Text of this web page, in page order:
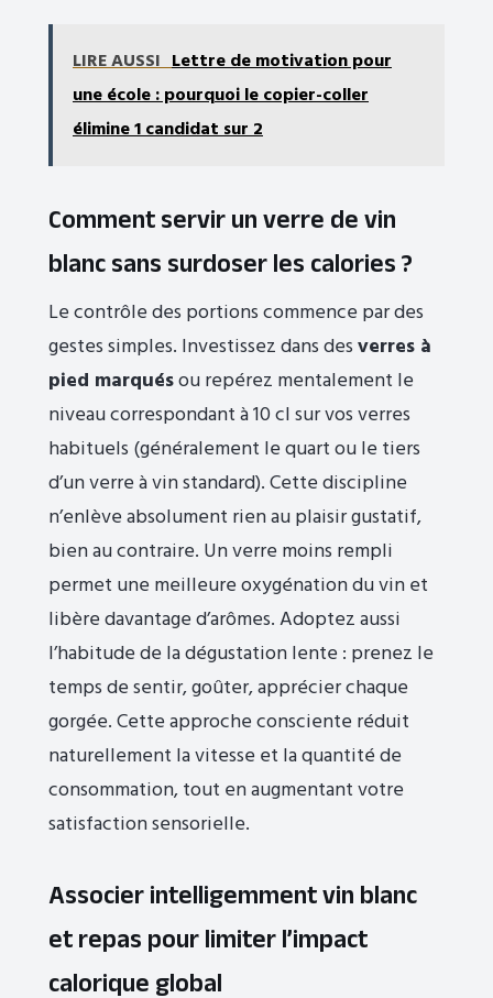
LIRE AUSSI Lettre de motivation pour
une école : pourquoi le copier-coller
élimine 1 candidat sur 2
Comment servir un verre de vin
blanc sans surdoser les calories ?
Le contrôle des portions commence par des
gestes simples. Investissez dans desverres à
pied marquésou repérez mentalement le
niveau correspondant à 10 cl sur vos verres
habituels (généralement le quart ou le tiers
d’un verre à vin standard). Cette discipline
n’enlève absolument rien au plaisir gustatif,
bien au contraire. Un verre moins rempli
permet une meilleure oxygénation du vin et
libère davantage d’arômes. Adoptez aussi
l’habitude de la dégustation lente : prenez le
temps de sentir, goûter, apprécier chaque
gorgée. Cette approche consciente réduit
naturellement la vitesse et la quantité de
consommation, tout en augmentant votre
satisfaction sensorielle.
Associer intelligemment vin blanc
et repas pour limiter l’impact
calorique global